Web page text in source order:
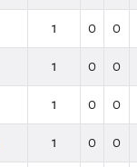
1 0 0
1 0 0
1 0 0
1 0 0